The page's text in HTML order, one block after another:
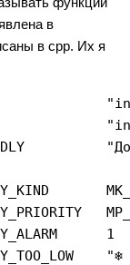
в
в cpp. Их я
1